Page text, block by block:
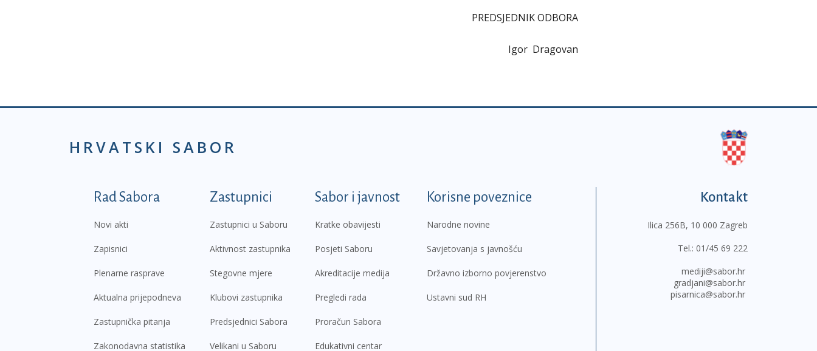
PREDSJEDNIK ODBORA
Igor Dragovan
HRVATSKI SABOR
Podnožje prvi izbornik
Rad Sabora
Novi akti
Zapisnici
Plenarne rasprave
Aktualna prijepodneva
Zastupnička pitanja
Zakonodavna statistika
Zastupnici
Zastupnici u Saboru
Aktivnost zastupnika
Stegovne mjere
Klubovi zastupnika
Predsjednici Sabora
Velikani u Saboru
Sabor i javnost
Kratke obavijesti
Posjeti Saboru
Akreditacije medija
Pregledi rada
Proračun Sabora
Edukativni centar
Korisne poveznice
Narodne novine
Savjetovanja s javnošću
Državno izborno povjerenstvo
Ustavni sud RH
Kontakt
Ilica 256B, 10 000 Zagreb
Tel.: 01/45 69 222
mediji@sabor.hr
gradjani@sabor.hr
pisarnica@sabor.hr